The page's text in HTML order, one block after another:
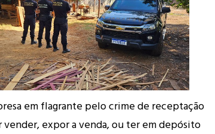
em flagrante pelo crime de receptação
expor a venda, ou ter em depósito